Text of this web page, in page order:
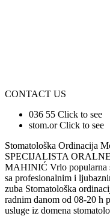
CONTACT US
036 55 Click to see
stom.or Click to see
Stomatološka Ordinacija
SPECIJALISTA
MAHINIĆ Vrlo popularna
sa profesionalnim i
zuba Stomatološka
radnim danom od 08-20 h
usluge iz domena